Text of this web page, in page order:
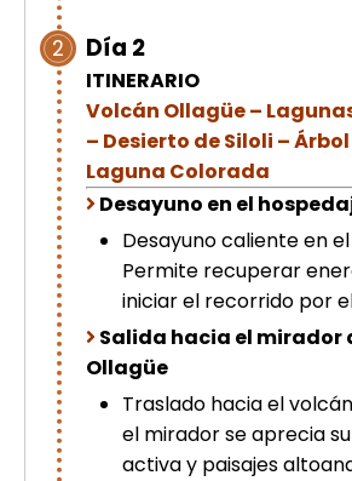
2 Día 2
ITINERARIO
Volcán Ollagüe –
– Desierto de Siloli –
Laguna Colorada
Desayuno en el
Desayuno caliente en
Permite recuperar
iniciar el recorrido por
Salida hacia el mirador
Ollagüe
Traslado hacia el
el mirador se aprecia
activa y paisajes